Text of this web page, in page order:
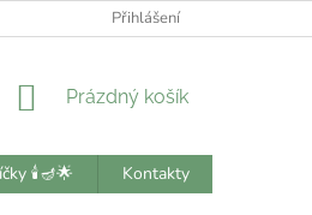
Přihlášení
NÁKUPNÍ
Prázdný košík
🕯️🪔🌟
Kontakty